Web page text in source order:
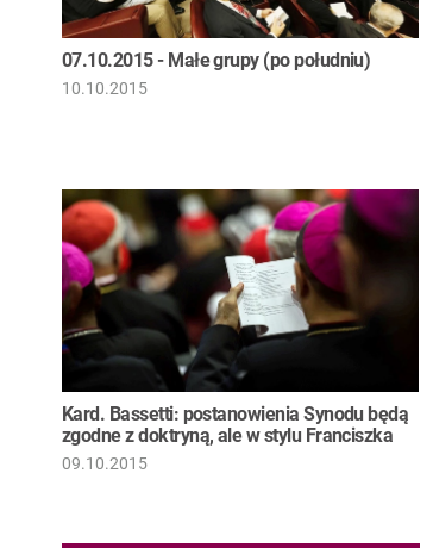
10.10.2015
07.10.2015 - Małe grupy (po południu)
09.10.2015
Kard. Bassetti: postanowienia Synodu będą
zgodne z doktryną, ale w stylu Franciszka